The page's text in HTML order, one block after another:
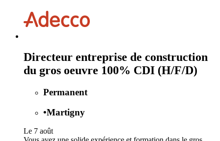
Directeur entreprise de construction
du gros oeuvre 100% CDI (H/F/D)
Permanent
•Martigny
Le 7 août